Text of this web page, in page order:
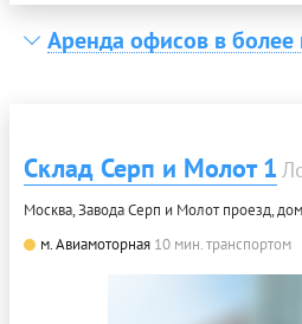
Аренда офисов в
Склад Серп и Молот 1
Москва, Завода Серп и Молот проезд, дом
м. Авиамоторная 10 мин. транспортом